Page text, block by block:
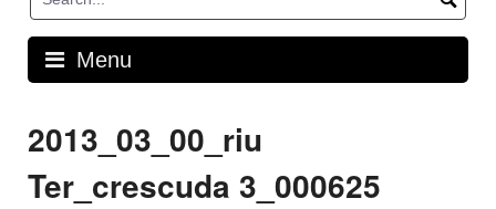
Menu
2013_03_00_riu
Ter_crescuda 3_000625